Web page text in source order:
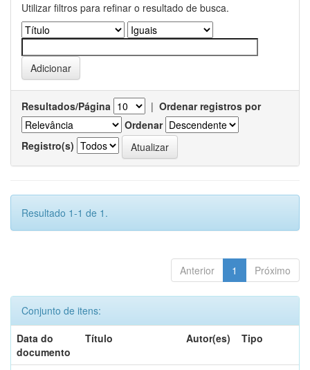
Utilizar filtros para refinar o resultado de busca.
Resultados/Página | Ordenar registros por
Ordenar
Registro(s)
Resultado 1-1 de 1.
Anterior 1 Próximo
Conjunto de itens:
Data do
documento
Título Autor(es) Tipo